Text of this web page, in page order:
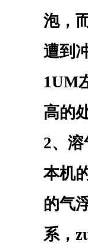
泡，
遭到
1UM
高的
2、
本机
的气
系，